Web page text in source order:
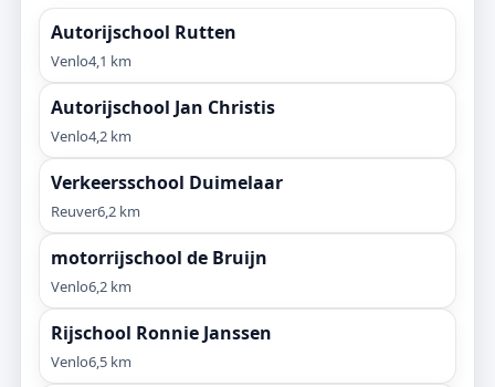
Autorijschool Rutten
Venlo4,1 km
Autorijschool Jan Christis
Venlo4,2 km
Verkeersschool Duimelaar
Reuver6,2 km
motorrijschool de Bruijn
Venlo6,2 km
Rijschool Ronnie Janssen
Venlo6,5 km